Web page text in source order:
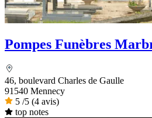
Pompes Funèbres
46, boulevard Charles de Gaulle
91540 Mennecy
5 /5 (4 avis)
top notes